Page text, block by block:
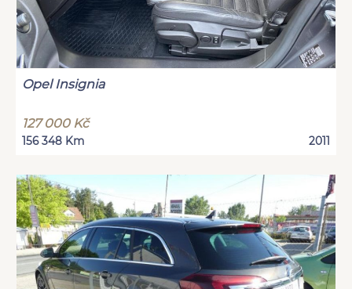
Opel Insignia
127 000 Kč
156 348 Km 2011